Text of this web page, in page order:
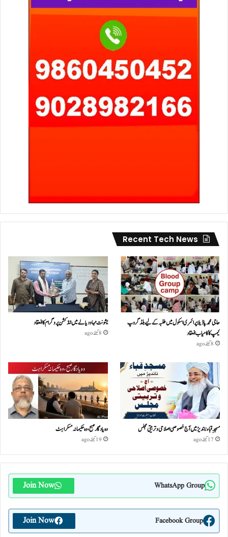
Recent Tech News
حاجی محمد پاڈیلا پرائمری اسکول میں طلبہ کے لیے بلڈ گروپ
کیمپ کا کامیاب انعقاد
8 گھنٹے ago
یشونت مہا ودیالے میں انڈکشن پروگرام کا انعقاد
8 گھنٹے ago
مسجدِ قباء ناندیڑ میں آج خصوصی اصلاحی و تربیتی مجلس
17 گھنٹے ago
وہ یادگار صبح، وہ حکیمانہ مسکراہٹ
19 گھنٹے ago
WhatsApp Group
Join Now
Facebook Group
Join Now